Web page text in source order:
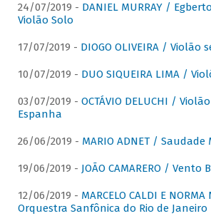
24/07/2019 - DANIEL MURRAY /
Violão Solo
17/07/2019 - DIOGO OLIVEIRA / Violão
10/07/2019 - DUO SIQUEIRA LIMA /
03/07/2019 - OCTÁVIO DELUCHI /
Espanha
26/06/2019 - MARIO ADNET /
19/06/2019 - JOÃO CAMARERO / Vento
12/06/2019 - MARCELO CALDI E NORMA
Orquestra Sanfônica do Rio de Janeiro